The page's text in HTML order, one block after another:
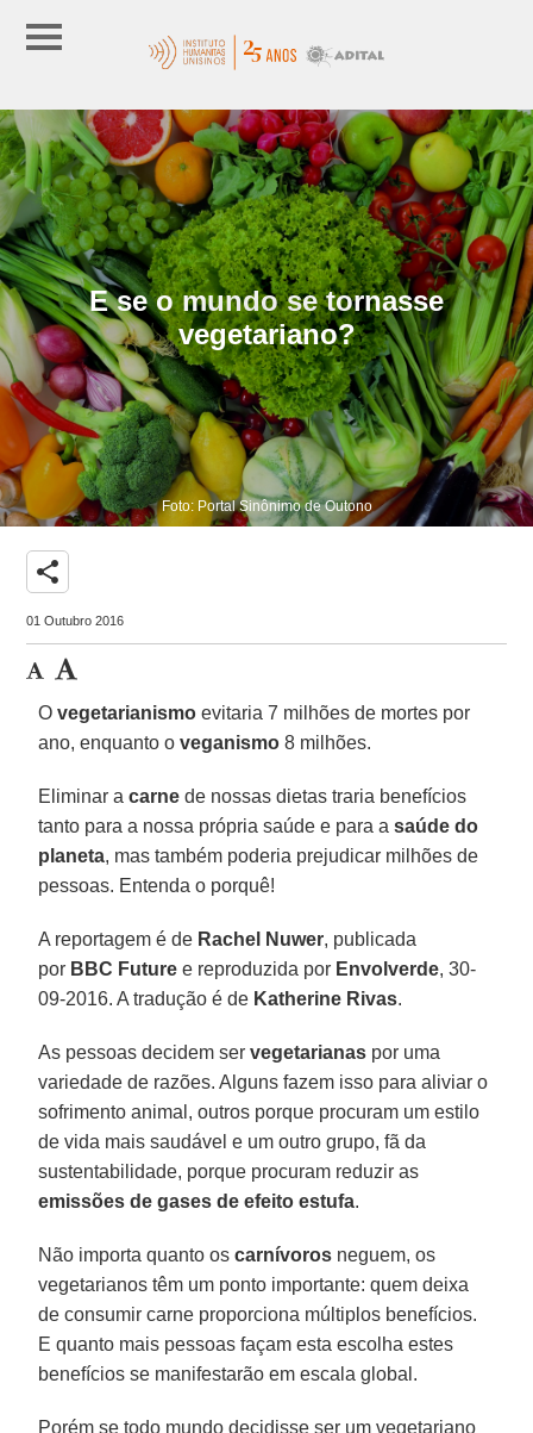
E se o mundo se tornasse
vegetariano?
Foto: Portal Sinônimo de Outono
share
01 Outubro 2016
Ovegetarianismo evitaria 7 milhões de mortes por
ano, enquanto oveganismo 8 milhões.
Eliminar acarne de nossas dietas traria benefícios
tanto para a nossa própria saúde e para asaúde do
planeta, mas também poderia prejudicar milhões de
pessoas. Entenda o porquê!
A reportagem é de Rachel Nuwer, publicada
por BBC Future e reproduzida por Envolverde, 30-
09-2016. A tradução é de Katherine Rivas.
As pessoas decidem servegetarianas por uma
variedade de razões. Alguns fazem isso para aliviar o
sofrimento animal, outros porque procuram um estilo
de vida mais saudável e um outro grupo, fã da
sustentabilidade, porque procuram reduzir as
emissões de gases de efeito estufa.
Não importa quanto oscarnívoros neguem, os
vegetarianos têm um ponto importante: quem deixa
de consumir carne proporciona múltiplos benefícios.
E quanto mais pessoas façam esta escolha estes
benefícios se manifestarão em escala global.
Porém se todo mundo decidisse ser um vegetariano